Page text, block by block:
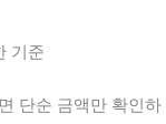
기준
단순 금액만 확인하